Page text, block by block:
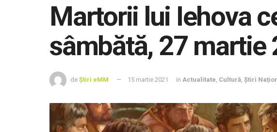
Martorii lui Iehova
sâmbătă, 27 martie
de Știri eMM 15 martie 2021 in Actualitate, Cultură, Știri